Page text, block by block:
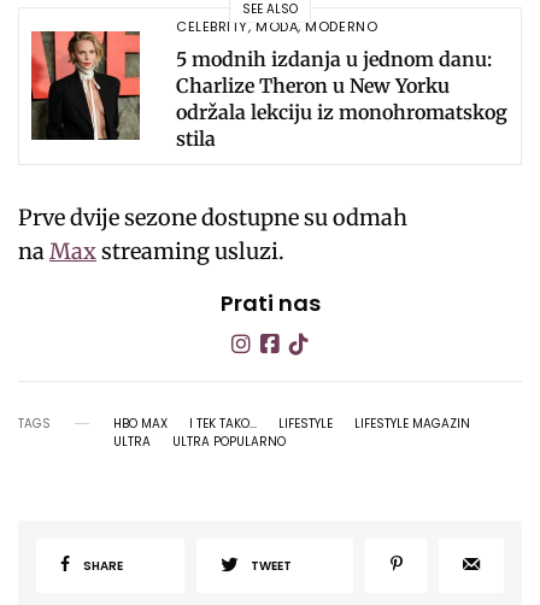
SEE ALSO
CELEBRITY,MODA,MODERNO
5 modnih izdanja u jednom danu:
Charlize Theron u New Yorku
održala lekciju iz monohromatskog
stila
Prve dvije sezone dostupne su odmah
naMaxstreaming usluzi.
Prati nas
TAGS HBO MAX I TEK TAKO... LIFESTYLE
LIFESTYLE MAGAZIN
ULTRA
ULTRA POPULARNO
SHARE TWEET